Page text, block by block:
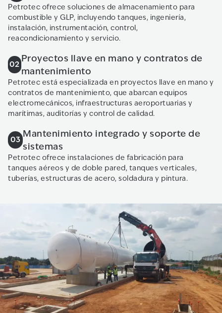
Petrotec ofrece soluciones de almacenamiento para
combustible y GLP, incluyendo tanques, ingeniería,
instalación, instrumentación, control,
reacondicionamiento y servicio.
02
Proyectos llave en mano y contratos de
mantenimiento
Petrotec está especializada en proyectos llave en mano y
contratos de mantenimiento, que abarcan equipos
electromecánicos, infraestructuras aeroportuarias y
marítimas, auditorías y control de calidad.
03
Mantenimiento integrado y soporte de
sistemas
Petrotec ofrece instalaciones de fabricación para
tanques aéreos y de doble pared, tanques verticales,
tuberías, estructuras de acero, soldadura y pintura.